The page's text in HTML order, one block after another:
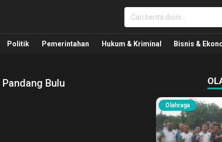
Hukum Kriminal dan Nasional
Politik Pemerintahan Hukum & Kriminal Bisnis &
Bulu
Olahraga